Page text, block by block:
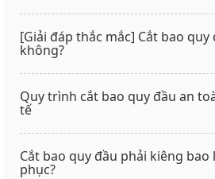
[Giải đáp thắc mắc] Cắt bao
không?
Quy trình cắt bao quy đầu an
tế
Cắt bao quy đầu phải kiêng bao
phục?